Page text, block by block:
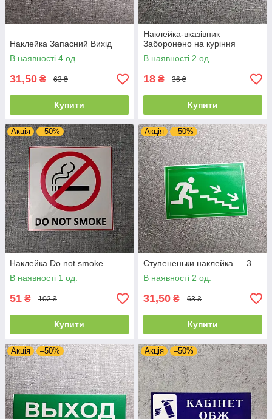
Наклейка Запасний Вихід
В наявності 4 од.
31,50 ₴ 63 ₴
Купити
Наклейка-вказівник
Заборонено на куріння
В наявності 2 од.
18 ₴ 36 ₴
Купити
Акція –50%
Наклейка Do not smoke
В наявності 1 од.
51 ₴ 102 ₴
Купити
Акція –50%
Ступененьки наклейка — 3
В наявності 2 од.
31,50 ₴ 63 ₴
Купити
Акція –50% Акція –50%